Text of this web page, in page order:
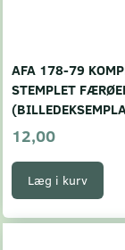
AFA 178-79
STEMPLET
12,00
Læg i kurv